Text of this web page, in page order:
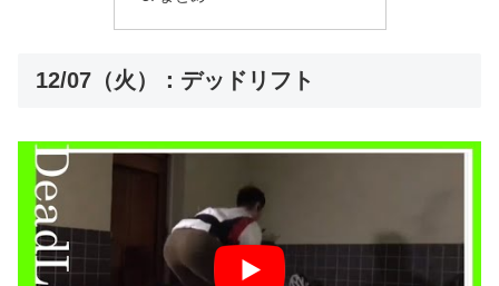
12/07（火）：デッドリフト